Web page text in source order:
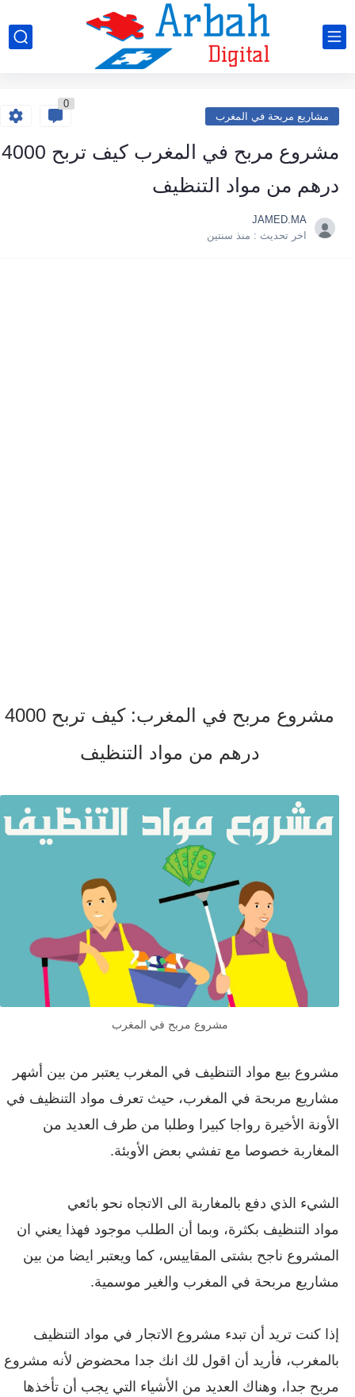
مشاريع مربحة في المغرب
0
مشروع مربح في المغرب كيف تربح 4000
درهم من مواد التنظيف
JAMED.MA
اخر تحديث : منذ سنتين
مشروع مربح في المغرب: كيف تربح 4000
درهم من مواد التنظيف
مشروع مربح في المغرب
مشروع بيع مواد التنظيف في المغرب يعتبر من بين أشهر
مشاريع مربحة في المغرب، حيث تعرف مواد التنظيف في
الأونة الأخيرة رواجا كبيرا وطلبا من طرف العديد من
المغاربة خصوصا مع تفشي بعض الأوبئة.
الشيء الذي دفع بالمغاربة الى الاتجاه نحو بائعي
مواد التنظيف بكثرة، وبما أن الطلب موجود فهذا يعني ان
المشروع ناجح بشتى المقاييس، كما ويعتبر ايضا من بين
مشاريع مربحة في المغرب والغير موسمية.
إذا كنت تريد أن تبدء مشروع الاتجار في مواد التنظيف
بالمغرب، فأريد أن اقول لك انك جدا محضوض لأنه مشروع
مربح جدا، وهناك العديد من الأشياء التي يجب أن تأخذها